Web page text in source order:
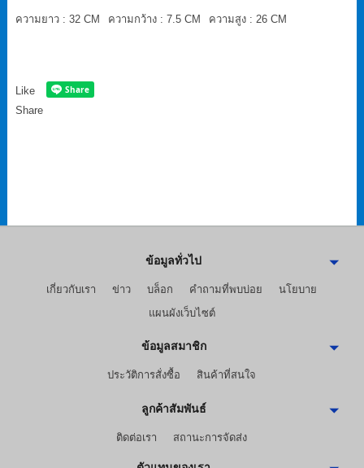
ความยาว : 32 CM ความกว้าง : 7.5 CM ความสูง : 26 CM
Like
Share
ข้อมูลทั่วไป
เกี่ยวกับเรา ข่าว บล็อก คำถามที่พบบ่อย
นโยบาย
แผนผังเว็บไซต์
ข้อมูลสมาชิก
ประวัติการสั่งซื้อ สินค้าที่สนใจ
ลูกค้าสัมพันธ์
ติดต่อเรา สถานะการจัดส่ง